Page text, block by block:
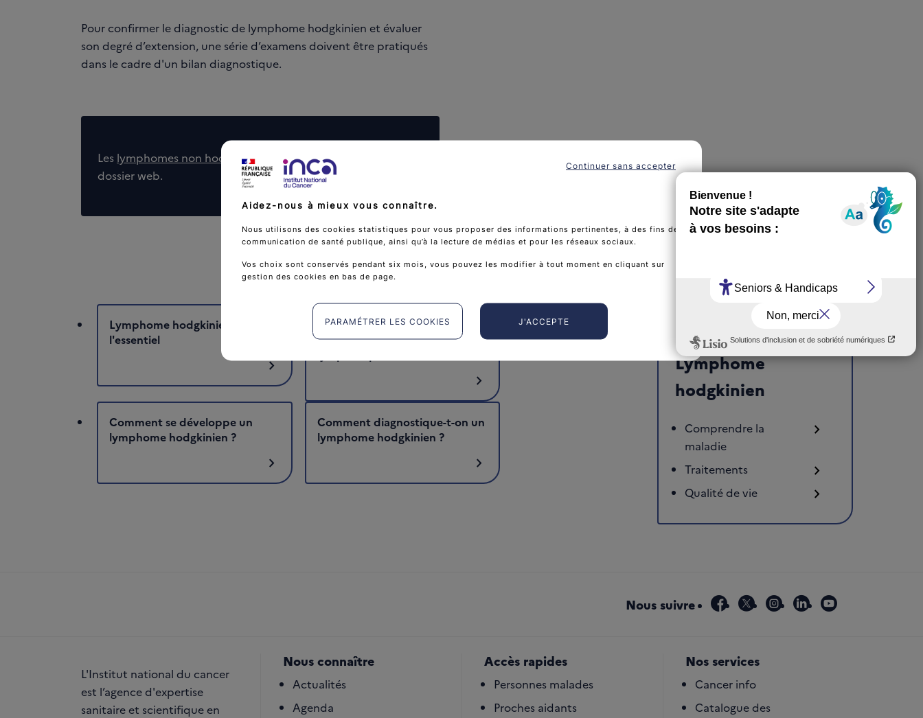
Pour confirmer le diagnostic de lymphome hodgkinien et évaluer
son degré d’extension, une série d’examens doivent être pratiqués
dans le cadre d'un bilan diagnostique.
Les lymphomes non hodgkiniens
sont traités dans un autre
dossier web.
Lymphome hodgkinien :
l'essentiel
chevron_right
Anatomie du système
immunitaire et du réseau
chevron_right
Comment se développe un
lymphome hodgkinien ?
chevron_right
Comment diagnostique-t-on un
lymphome hodgkinien ?
chevron_right
Lymphome
hodgkinien
Comprendre la
maladie
chevron_right
Traitements chevron_right
Qualité de vie chevron_right
Nous suivre facebook
x instagram
linkedinyoutube
L'Institut national du cancer
est l’agence d'expertise
sanitaire et scientifique en
Nous connaître
Actualités
Agenda
Accès rapides
Personnes malades
Proches aidants
Nos services
Cancer info
Catalogue des
Aidez-nous à mieux vous connaître.
Nous utilisons des cookies statistiques pour vous proposer des informations pertinentes, à des fins de
communication de santé publique, ainsi qu’à la lecture de médias et pour les réseaux sociaux.
Vos choix sont conservés pendant six mois, vous pouvez les modifier à tout moment en cliquant sur
gestion des cookies en bas de page.
J'ACCEPTE
PARAMÉTRER LES COOKIES
Continuer sans accepter